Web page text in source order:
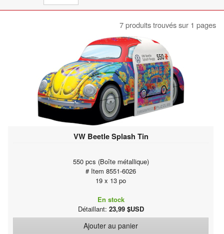
7 produits trouvés sur 1 pages
VW Beetle Splash Tin
550 pcs (Boîte métallique)
# Item 8551-6026
19 x 13 po
En stock
Détaillant: 23,99 $USD
Ajouter au panier